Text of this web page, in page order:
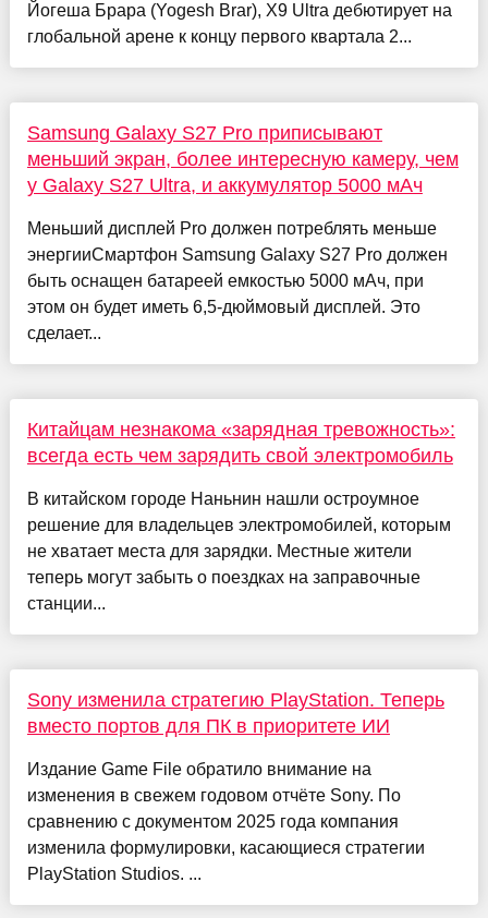
Йогеша Брара (Yogesh Brar), X9 Ultra дебютирует на
глобальной арене к концу первого квартала 2...
Samsung Galaxy S27 Pro приписывают
меньший экран, более интересную камеру, чем
у Galaxy S27 Ultra, и аккумулятор 5000 мАч
Меньший дисплей Pro должен потреблять меньше
энергииСмартфон Samsung Galaxy S27 Pro должен
быть оснащен батареей емкостью 5000 мАч, при
этом он будет иметь 6,5-дюймовый дисплей. Это
сделает...
Китайцам незнакома «зарядная тревожность»:
всегда есть чем зарядить свой электромобиль
В китайском городе Наньнин нашли остроумное
решение для владельцев электромобилей, которым
не хватает места для зарядки. Местные жители
теперь могут забыть о поездках на заправочные
станции...
Sony изменила стратегию PlayStation. Теперь
вместо портов для ПК в приоритете ИИ
Издание Game File обратило внимание на
изменения в свежем годовом отчёте Sony. По
сравнению с документом 2025 года компания
изменила формулировки, касающиеся стратегии
PlayStation Studios. ...